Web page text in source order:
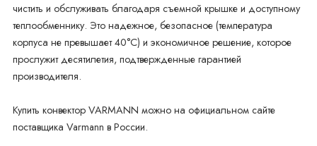
чистить и обслуживать благодаря съемной крышке и доступному
теплообменнику. Это надежное, безопасное (температура
корпуса не превышает 40°C) и экономичное решение, которое
прослужит десятилетия, подтвержденные гарантией
производителя.
Купить конвектор VARMANN можно на официальном сайте
поставщика Varmann в России.